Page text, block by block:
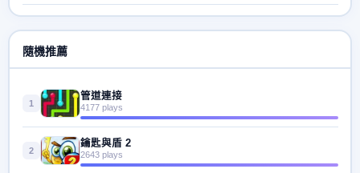
隨機推薦
1
管道連接
4177 plays
2
鑰匙與盾 2
2643 plays